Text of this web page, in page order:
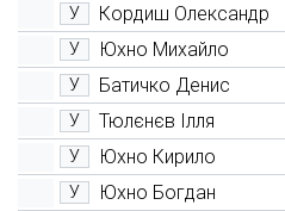
У Кордиш Олександр
У Юхно Михайло
У Батичко Денис
У Тюлєнєв Ілля
У Юхно Кирило
У Юхно Богдан